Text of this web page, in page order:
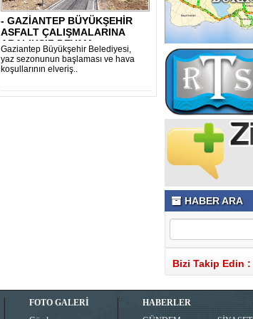
- GAZİANTEP BÜYÜKŞEHİR
ASFALT ÇALIŞMALARINA
ARALIKSIZ DEVAM ..
Gaziantep Büyükşehir Belediyesi,
yaz sezonunun başlaması ve hava
koşullarının elveriş..
HABER ARA
Bizi Takip Edin :
FOTO GALERİ
HABERLER